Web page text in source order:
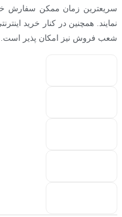
سریعترین زمان ممکن سفارش
نمایند. همچنین در کنار خرید
شعب فروش نیز امکان پذیر است.